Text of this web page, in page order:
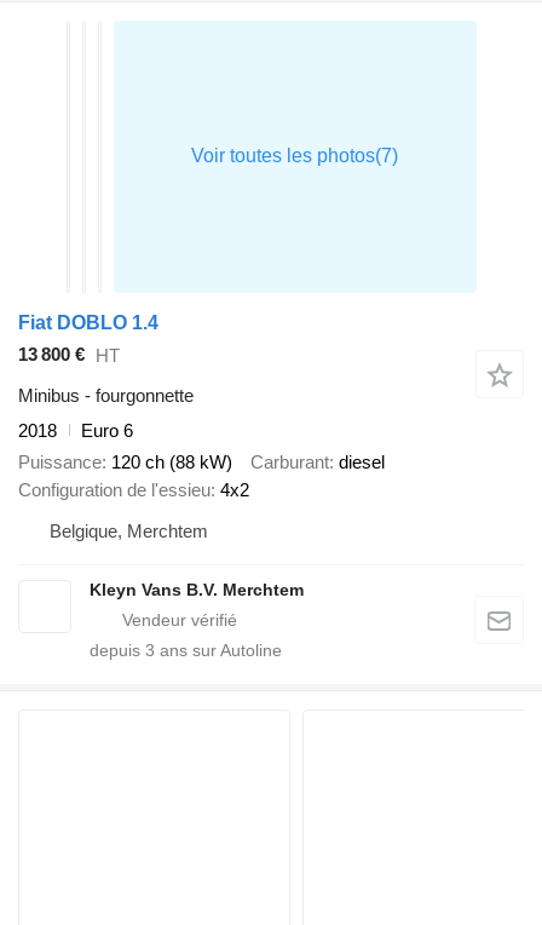
Fiat DOBLO 1.4
13 800 € HT
Minibus - fourgonnette
2018
Euro 6
Puissance 120 ch (88 kW) Carburant diesel
Configuration de l'essieu 4x2
Belgique, Merchtem
Kleyn Vans B.V. Merchtem
depuis 3 ans sur Autoline